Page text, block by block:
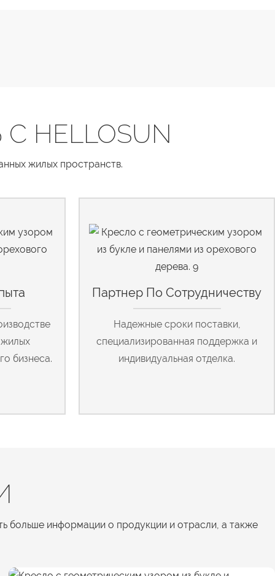
HELLOSUN
жилых пространств.
бизнеса.
Партнер По Сотрудничеству
Надежные сроки поставки,
специализированная поддержка и
индивидуальная отделка.
больше информации о продукции и отрасли, а также